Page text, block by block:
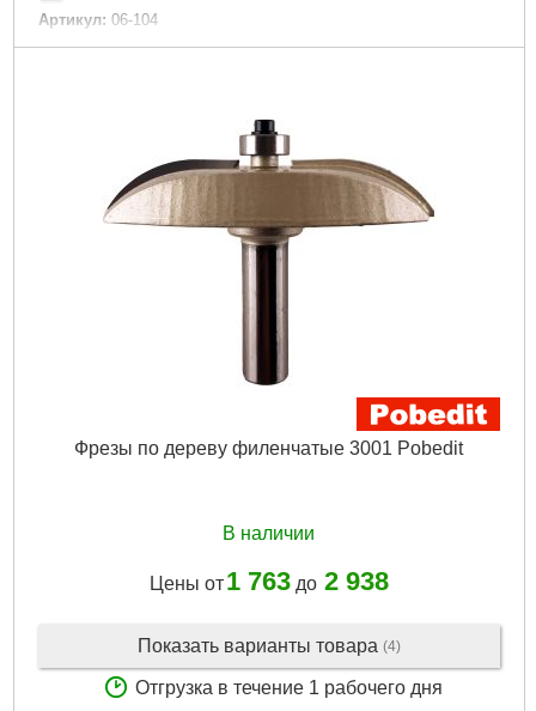
Артикул: 06-104
Код товара: 17.46.91
Подробнее...
Фрезы по дереву филенчатые 3001 Pobedit
В наличии
Цены от 1 763до 2 938
Показать варианты товара (4)
Отгрузка в течение 1 рабочего дня